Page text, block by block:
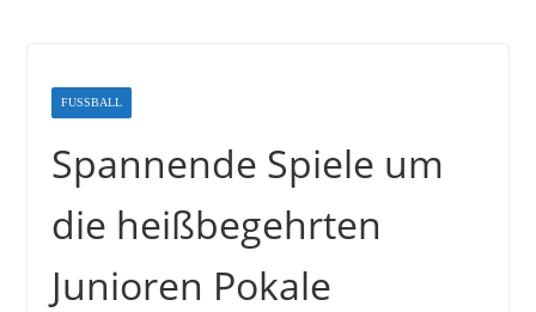
FUSSBALL
Spannende Spiele um
die heißbegehrten
Junioren Pokale